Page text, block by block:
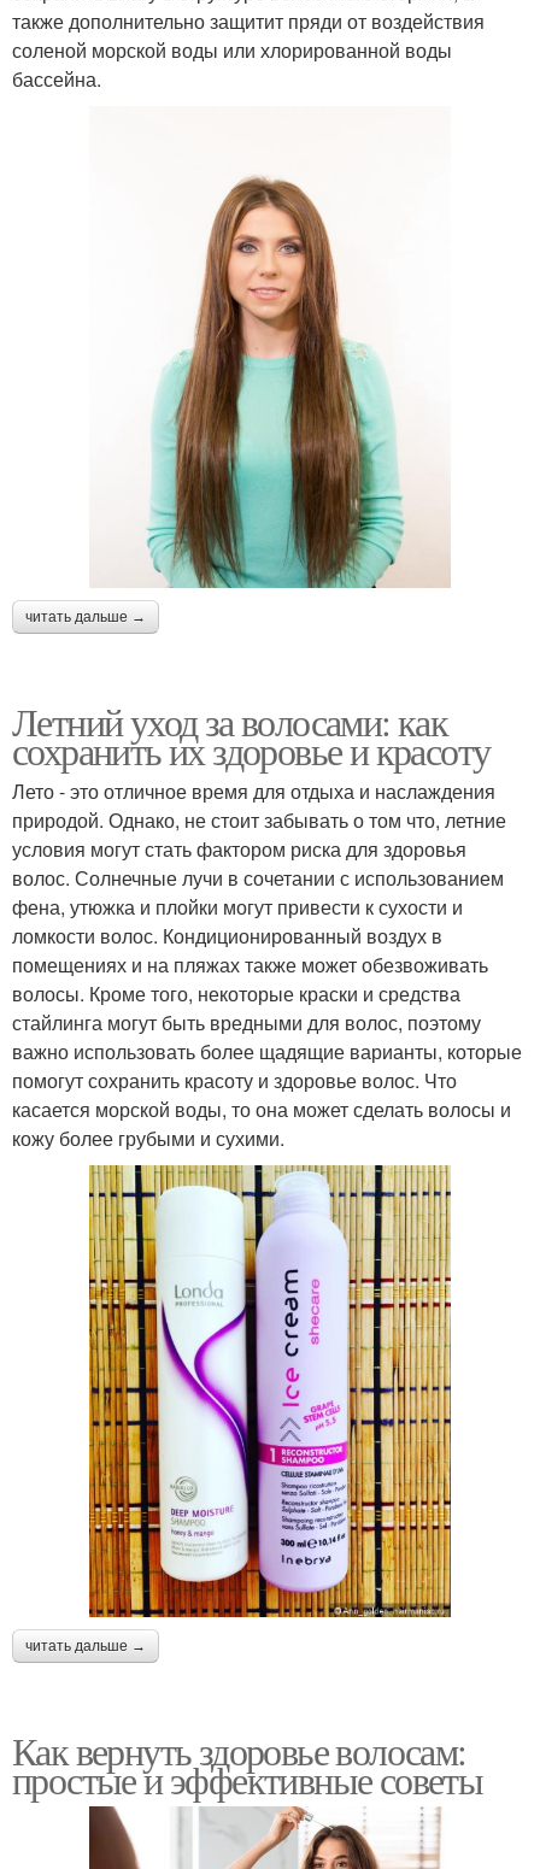
также дополнительно защитит пряди от воздействия
соленой морской воды или хлорированной воды
бассейна.
читать дальше →
Летний уход за волосами: как
сохранить их здоровье и красоту
Лето - это отличное время для отдыха и наслаждения
природой. Однако, не стоит забывать о том что, летние
условия могут стать фактором риска для здоровья
волос. Солнечные лучи в сочетании с использованием
фена, утюжка и плойки могут привести к сухости и
ломкости волос. Кондиционированный воздух в
помещениях и на пляжах также может обезвоживать
волосы. Кроме того, некоторые краски и средства
стайлинга могут быть вредными для волос, поэтому
важно использовать более щадящие варианты, которые
помогут сохранить красоту и здоровье волос. Что
касается морской воды, то она может сделать волосы и
кожу более грубыми и сухими.
читать дальше →
Как вернуть здоровье волосам:
простые и эффективные советы